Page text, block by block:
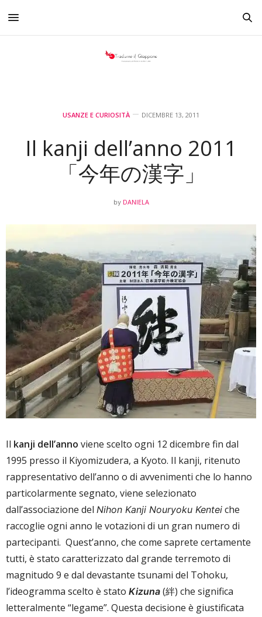
USANZE E CURIOSITÀ DICEMBRE 13, 2011
Il kanji dell’anno 2011
「今年の漢字」
by DANIELA
Il kanji dell’anno viene scelto ogni 12 dicembre fin dal
1995 presso il Kiyomizudera, a Kyoto. Il kanji, ritenuto
rappresentativo dell’anno o di avvenimenti che lo hanno
particolarmente segnato, viene selezionato
dall’associazione del Nihon Kanji Nouryoku Kentei che
raccoglie ogni anno le votazioni di un gran numero di
partecipanti. Quest’anno, che come saprete certamente
tutti, è stato caratterizzato dal grande terremoto di
magnitudo 9 e dal devastante tsunami del Tohoku,
l’ideogramma scelto è stato Kizuna (絆) che significa
letteralmente “legame”. Questa decisione è giustificata